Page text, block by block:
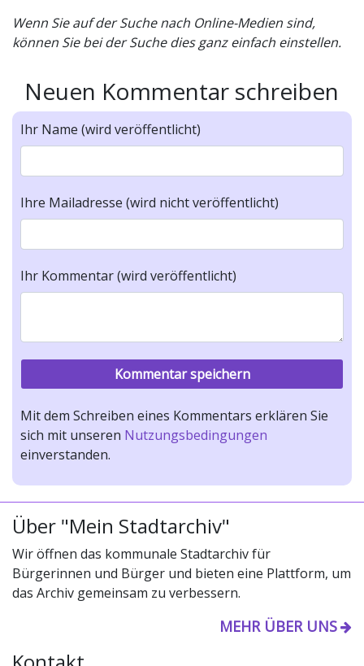
Wenn Sie auf der Suche nach Online-Medien sind,
können Sie bei der Suche dies ganz einfach einstellen.
Neuen Kommentar schreiben
Ihr Name (wird veröffentlicht)
Ihre Mailadresse (wird nicht veröffentlicht)
Ihr Kommentar (wird veröffentlicht)
Mit dem Schreiben eines Kommentars erklären Sie
sich mit unseren Nutzungsbedingungen
einverstanden.
Über "Mein Stadtarchiv"
Wir öffnen das kommunale Stadtarchiv für
Bürgerinnen und Bürger und bieten eine Plattform, um
das Archiv gemeinsam zu verbessern.
MEHR ÜBER UNS